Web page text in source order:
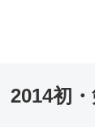
2014初